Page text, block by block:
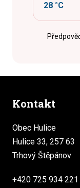
28 °C
Kontakt
Obec Hulice
Hulice 33, 257 63
Trhový Štěpánov
+420 725 934 221